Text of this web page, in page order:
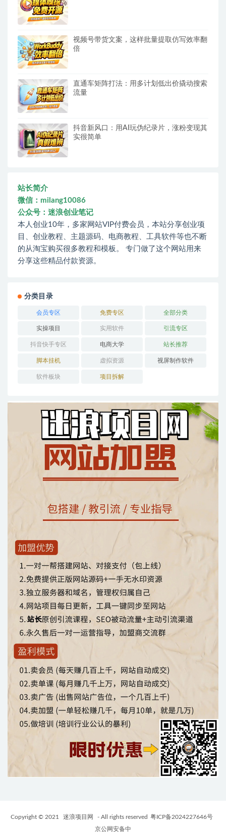
视频号带货文案，这样批量提取仿写效率翻
倍
直通车矩阵打法：用多计划低出价撬动搜索
流量
抖音新风口：用AI玩伪纪录片，涨粉变现其
实很简单
站长简介
微信：milang10086
公众号：迷浪创业笔记
本人创业10年，多家网站VIP付费会员，本站分享创业项
目、创业教程、主题源码、电商教程、工具软件等也不断
的从淘宝购买很多教程和模板。 专门做了这个网站用来
分享这些精品付款资源。
分类目录
会员专区 免费专区 全部分类
实操项目 实用软件 引流专区
抖音快手专区 电商大学 站长推荐
脚本挂机 虚拟资源 视屏制作软件
软件板块 项目拆解
Copyright © 2021 迷浪项目网 - All rights reserved 粤ICP备2024227646号
京公网安备中